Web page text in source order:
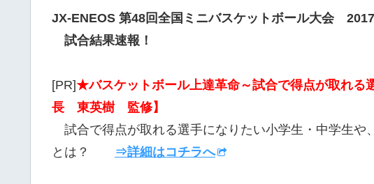
JX-ENEOS 第48回全国ミニバスケットボール大会 2017
試合結果速報！
[PR]★バスケットボール上達革命～試合で得点が取れる
長 東英樹 監修】
試合で得点が取れる選手になりたい小学生・中学生や
とは？ ⇒詳細はコチラへ